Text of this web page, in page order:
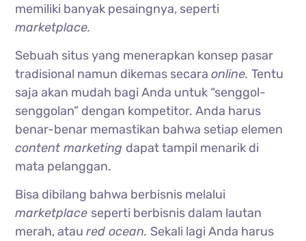
memiliki banyak pesaingnya, seperti
marketplace.
Sebuah situs yang menerapkan konsep pasar
tradisional namun dikemas secaraonline.Tentu
saja akan mudah bagi Anda untuk “senggol-
senggolan” dengan kompetitor. Anda harus
benar-benar memastikan bahwa setiap elemen
content marketing dapat tampil menarik di
mata pelanggan.
Bisa dibilang bahwa berbisnis melalui
marketplace seperti berbisnis dalam lautan
merah, ataured ocean. Sekali lagi Anda harus